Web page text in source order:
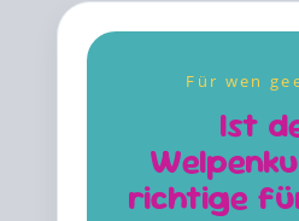
Für wen
Ist
richtige